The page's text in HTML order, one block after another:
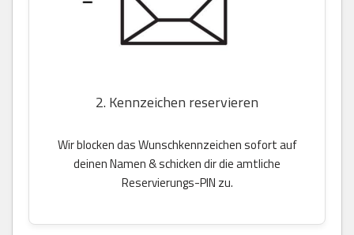
2. Kennzeichen reservieren
Wir blocken das Wunschkennzeichen sofort auf
deinen Namen & schicken dir die amtliche
Reservierungs-PIN zu.